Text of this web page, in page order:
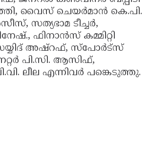
വൈസ് ചെയർമാൻ കെ.പി.
സത്യഭാമ ടീച്ചർ,
ഫിനാൻസ് കമ്മിറ്റി
അഷ്റഫ്, സ്പോർട്‌സ്
പി.സി. ആസിഫ്,
ലീല എന്നിവർ പങ്കെടുത്തു.